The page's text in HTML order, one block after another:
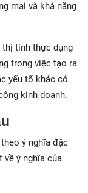
mại và khả năng
thị tính thực dụng
trong việc tạo ra
yếu tố khác có
kinh doanh.
ý nghĩa đặc
ý nghĩa của